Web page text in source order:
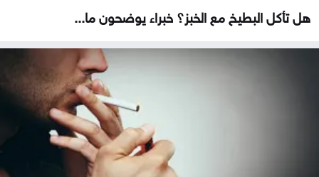
هل تأكل البطيخ مع الخبز؟ خبراء يوضحون ما...